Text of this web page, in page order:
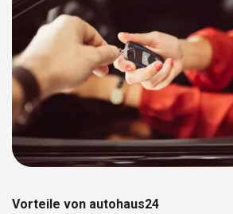
Vorteile von autohaus24